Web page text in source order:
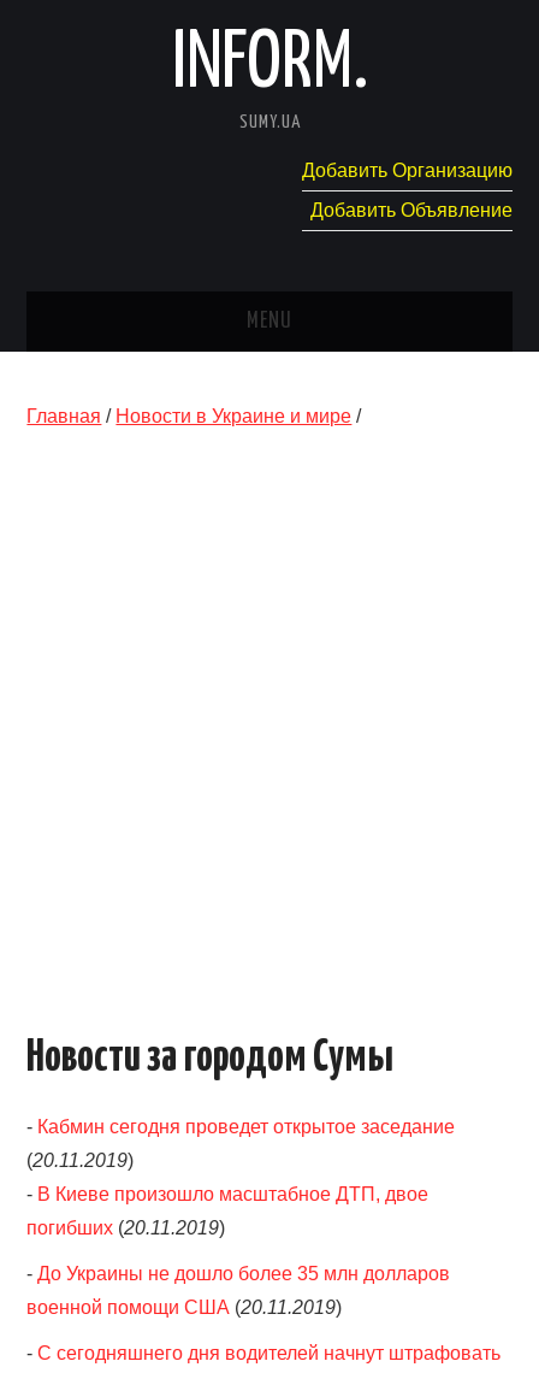
INFORM.
SUMY.UA
Добавить Организацию
Добавить Объявление
MENU
Главная / Новости в Украине и мире /
Новости за городом Сумы
- Кабмин сегодня проведет открытое заседание
(20.11.2019)
- В Киеве произошло масштабное ДТП, двое
погибших (20.11.2019)
-До Украины не дошло более 35 млн долларов
военной помощи США (20.11.2019)
-С сегодняшнего дня водителей начнут штрафовать